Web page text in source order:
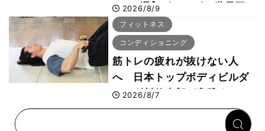
トレ6選】ボディビル世界王
者が解説！
2026/8/9
フィットネス
コンディショニング
筋トレの疲れが抜けない人
へ 日本トップボディビルダ
ー・刈川啓志郎が実践する
「回復習慣」
2026/8/7